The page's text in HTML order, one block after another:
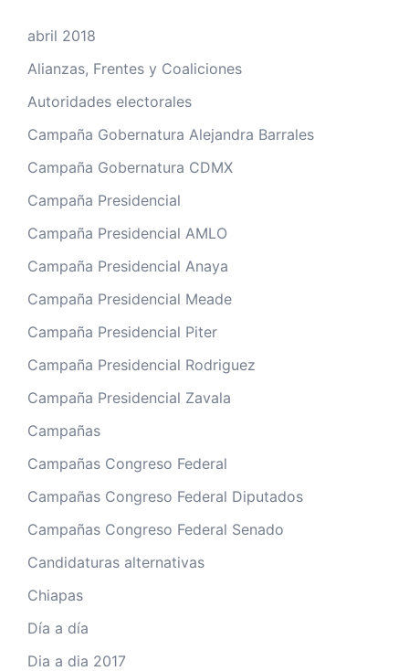
abril 2018
Alianzas, Frentes y Coaliciones
Autoridades electorales
Campaña Gobernatura Alejandra Barrales
Campaña Gobernatura CDMX
Campaña Presidencial
Campaña Presidencial AMLO
Campaña Presidencial Anaya
Campaña Presidencial Meade
Campaña Presidencial Piter
Campaña Presidencial Rodriguez
Campaña Presidencial Zavala
Campañas
Campañas Congreso Federal
Campañas Congreso Federal Diputados
Campañas Congreso Federal Senado
Candidaturas alternativas
Chiapas
Día a día
Dia a dia 2017